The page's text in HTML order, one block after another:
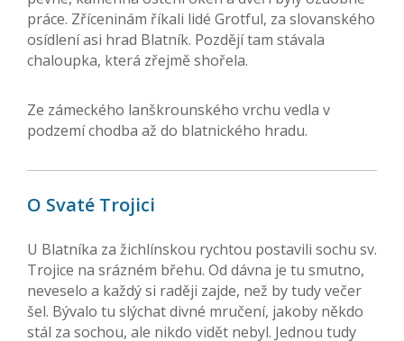
práce. Zříceninám říkali lidé Grotful, za slovanského
osídlení asi hrad Blatník. Pozdějí tam stávala
chaloupka, která zřejmě shořela.
Ze zámeckého lanškrounského vrchu vedla v
podzemí chodba až do blatnického hradu.
O Svaté Trojici
U Blatníka za žichlínskou rychtou postavili sochu sv.
Trojice na srázném břehu. Od dávna je tu smutno,
neveselo a každý si raději zajde, než by tudy večer
šel. Bývalo tu slýchat divné mručení, jakoby někdo
stál za sochou, ale nikdo vidět nebyl. Jednou tudy